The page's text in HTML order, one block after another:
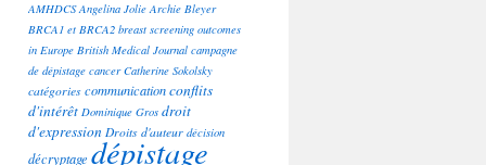
AMHDCS Angelina Jolie Archie Bleyer
BRCA1 et BRCA2 breast screening outcomes
in Europe British Medical Journal campagne
de dépistage cancer Catherine Sokolsky
catégories communicationconflits
d'intérêt Dominique Gros droit
d'expression Droits d'auteur décision
décryptage dépistage